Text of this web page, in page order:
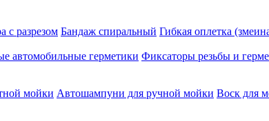
с разрезом Бандаж спиральный Гибкая оплетка
автомобильные герметики Фиксаторы резьбы и
мойки Автошампуни для ручной мойки Воск для